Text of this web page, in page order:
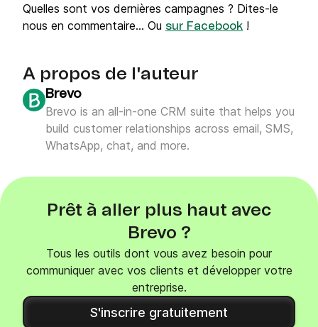
Quelles sont vos dernières campagnes ? Dites-le
nous en commentaire... Ou sur Facebook !
A propos de l'auteur
Brevo
Brevo is an all-in-one CRM suite that helps you
build customer relationships across email, SMS,
WhatsApp, chat, and more.
Prêt à aller plus haut avec
Brevo ?
Tous les outils dont vous avez besoin pour
communiquer avec vos clients et développer votre
entreprise.
S'inscrire gratuitement